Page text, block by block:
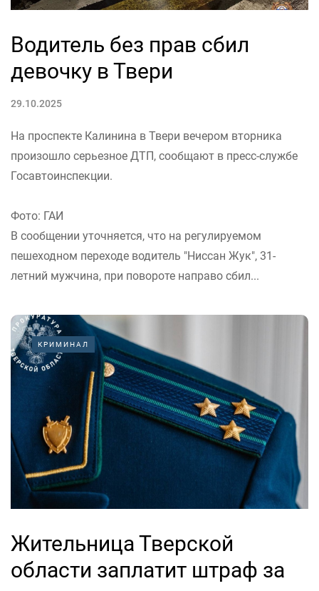
Водитель без прав сбил
девочку в Твери
29.10.2025
На проспекте Калинина в Твери вечером вторника
произошло серьезное ДТП, сообщают в пресс-службе
Госавтоинспекции.
Фото: ГАИ
В сообщении уточняется, что на регулируемом
пешеходном переходе водитель "Ниссан Жук", 31-
летний мужчина, при повороте направо сбил...
КРИМИНАЛ
Жительница Тверской
области заплатит штраф за